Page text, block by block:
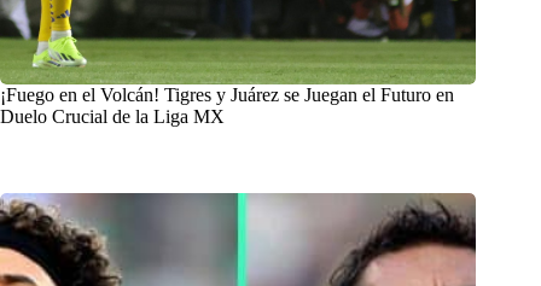
¡Fuego en el Volcán! Tigres y Juárez se Juegan el Futuro en
Duelo Crucial de la Liga MX